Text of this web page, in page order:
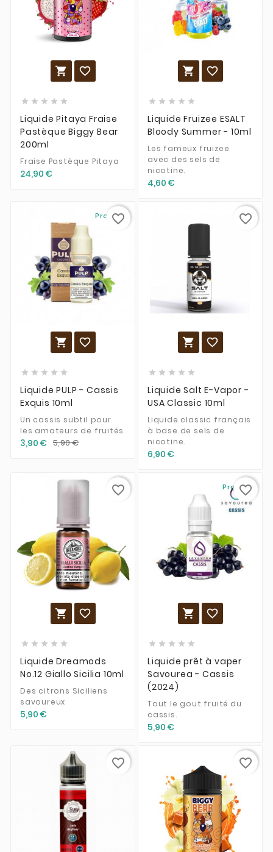
 
    
Liquide Pitaya Fraise
Pastèque Biggy Bear
200ml
Fraise Pastèque Pitaya
24,90 €
 
    
Liquide Fruizee ESALT
Bloody Summer - 10ml
Les fameux fruizee
avec des sels de
nicotine.
4,60 €
Promo !
 
    
Liquide PULP - Cassis
Exquis 10ml
Un cassis subtil pour
les amateurs de fruités
3,90 € 5,90 €
favorite_border
 
    
Liquide Salt E-Vapor -
USA Classic 10ml
Liquide classic français
à base de sels de
nicotine.
6,90 €
favorite_border
 
    
Liquide Dreamods
No.12 Giallo Sicilia 10ml
Des citrons Siciliens
savoureux
5,90 €
favorite_border Promo !
 
    
Liquide prêt à vaper
Savourea - Cassis
(2024)
Tout le gout fruité du
cassis.
5,90 €
favorite_border
favorite_border favorite_border